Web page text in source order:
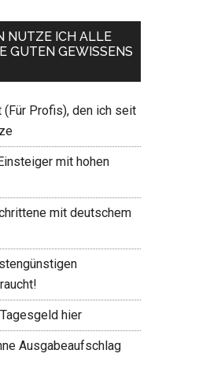
NUTZE ICH ALLE
GUTEN GEWISSENS
Profis), den ich seit
mit hohen
mit deutschem
hier
Ausgabeaufschlag